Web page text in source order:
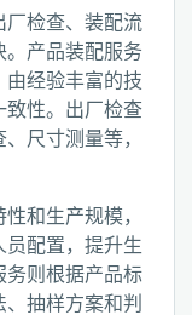
厂检查、装配流
。产品装配服务
由经验丰富的技
致性。出厂检查
尺寸测量等，
和生产规模，
员配置，提升生
务则根据产品标
抽样方案和判